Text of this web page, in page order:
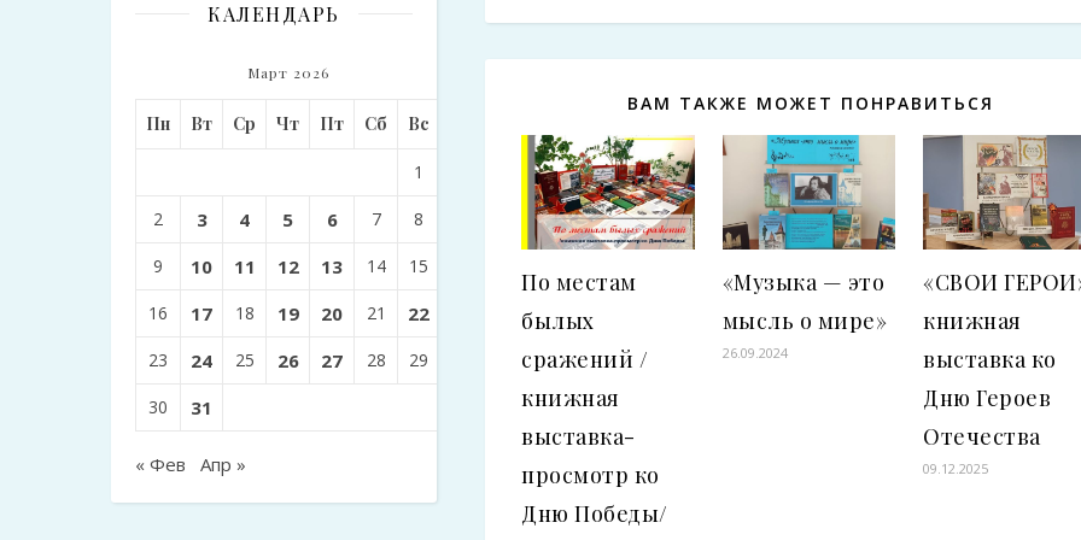
КАЛЕНДАРЬ
Март 2026
Пн Вт Ср Чт Пт Сб Вс
1
2 3 4 5 6 7 8
9 10 11 12 13 14 15
16 17 18 19 20 21 22
23 24 25 26 27 28 29
30 31
« Фев Апр »
ВАМ ТАКЖЕ МОЖЕТ ПОНРАВИТЬСЯ
По местам
былых
сражений /
книжная
выставка-
просмотр ко
Дню Победы/
«Музыка — это
мысль о мире»
26.09.2024
«СВОИ
книжная
выставка ко
Дню Героев
Отечества
09.12.2025